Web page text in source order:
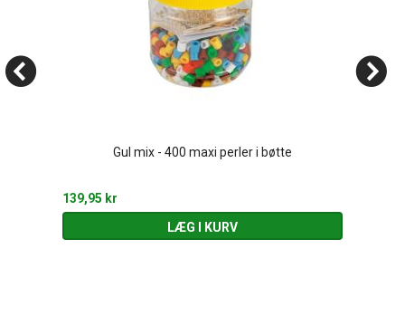
Gul mix - 400 maxi perler i bøtte
139,95 kr
LÆG I KURV